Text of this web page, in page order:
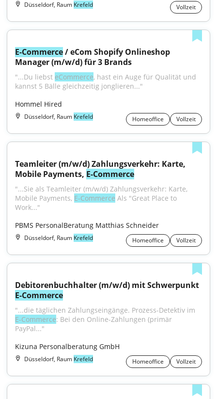
Düsseldorf, Raum Krefeld Vollzeit
E-Commerce / eCom Shopify Onlineshop
Manager (m/w/d) für 3 Brands
"...Du liebst eCommerce, hast ein Auge für Qualität und
kannst 5 Bälle gleichzeitig jonglieren..."
Hommel Hired
Düsseldorf, Raum Krefeld Homeoffice Vollzeit
Teamleiter (m/w/d) Zahlungsverkehr: Karte,
Mobile Payments, E-Commerce
"...Sie als Teamleiter (m/w/d) Zahlungsverkehr: Karte,
Mobile Payments, E-Commerce Als "Great Place to
Work..."
PBMS PersonalBeratung Matthias Schneider
Düsseldorf, Raum Krefeld Homeoffice Vollzeit
E-Commerce
E-Commerce: Bei den Online-Zahlungen (primär
PayPal..."
Kizuna Personalberatung GmbH
Düsseldorf, Raum Krefeld Homeoffice Vollzeit